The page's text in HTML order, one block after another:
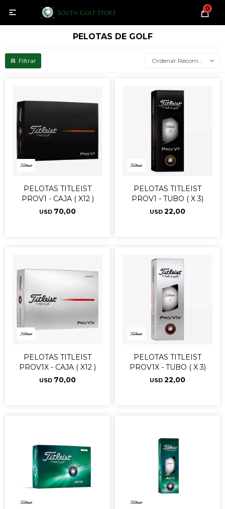
0

PELOTAS DE GOLF
Recomendados
PELOTAS TITLEIST
PROV1 - CAJA ( X12 )
USD 70,00
PELOTAS TITLEIST
PROV1 - TUBO ( X 3)
USD 22,00
PELOTAS TITLEIST
PROV1X - CAJA ( X12 )
USD 70,00
PELOTAS TITLEIST
PROV1X - TUBO ( X 3)
USD 22,00